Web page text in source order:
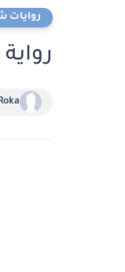
روايات
رواية